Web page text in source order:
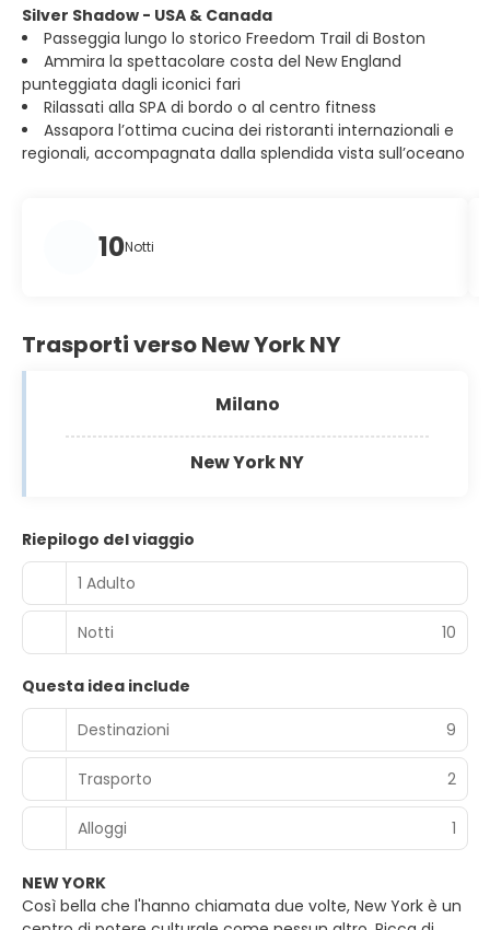
Silver Shadow - USA & Canada
Passeggia lungo lo storico Freedom Trail di Boston
Ammira la spettacolare costa del New England
punteggiata dagli iconici fari
Rilassati alla SPA di bordo o al centro fitness
Assapora l’ottima cucina dei ristoranti internazionali e
regionali, accompagnata dalla splendida vista sull’oceano
10Notti
Trasporti verso New York NY
Milano
New York NY
Riepilogo del viaggio
1 Adulto
Notti 10
Questa idea include
Destinazioni
9
Trasporto 2
Alloggi 1
NEW YORK
Così bella che l'hanno chiamata due volte, New York è un